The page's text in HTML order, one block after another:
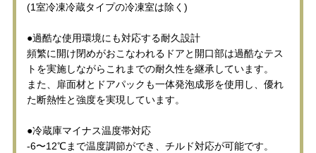
(1室冷凍冷蔵タイプの冷凍室は除く)
●過酷な使用環境にも対応する耐久設計
頻繁に開け閉めがおこなわれるドアと開口部は過酷なテス
トを実施しながらこれまでの耐久性を継承しています。
また、扉面材とドアパックも一体発泡成形を使用し、優れ
た断熱性と強度を実現しています。
●冷蔵庫マイナス温度帯対応
-6〜12℃まで温度調節ができ、チルド対応が可能です。